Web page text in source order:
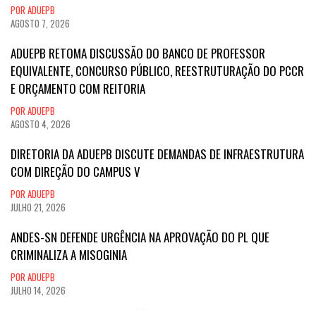
POR ADUEPB
AGOSTO 7, 2026
ADUEPB RETOMA DISCUSSÃO DO BANCO DE PROFESSOR
EQUIVALENTE, CONCURSO PÚBLICO, REESTRUTURAÇÃO DO PCCR
E ORÇAMENTO COM REITORIA
POR ADUEPB
AGOSTO 4, 2026
DIRETORIA DA ADUEPB DISCUTE DEMANDAS DE INFRAESTRUTURA
COM DIREÇÃO DO CAMPUS V
POR ADUEPB
JULHO 21, 2026
ANDES-SN DEFENDE URGÊNCIA NA APROVAÇÃO DO PL QUE
CRIMINALIZA A MISOGINIA
POR ADUEPB
JULHO 14, 2026